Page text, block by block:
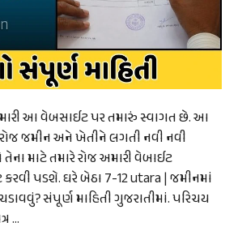
આ વેબસાઈટ પર તમારું સ્વાગત છે. આ
જમીન અને ખેતીને લગતી નવી નવી
માટે તમારે રોજ અમારી વેબાઈટ
કરવી પડશે. ઘરે બેઠા 7-12 utara | જમીનમાં
સંપૂર્ણ માહિતી ગુજરાતીમાં. પરિચય
…